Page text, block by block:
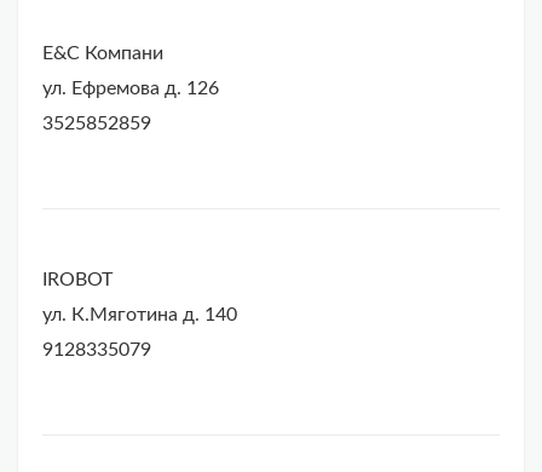
E&C Компани
ул. Ефремова д. 126
3525852859
IROBOT
ул. К.Мяготина д. 140
9128335079